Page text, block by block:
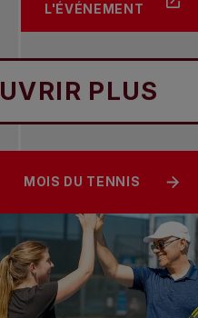
L'ÉVÉNEMENT
PLUS
MOIS DU TENNIS